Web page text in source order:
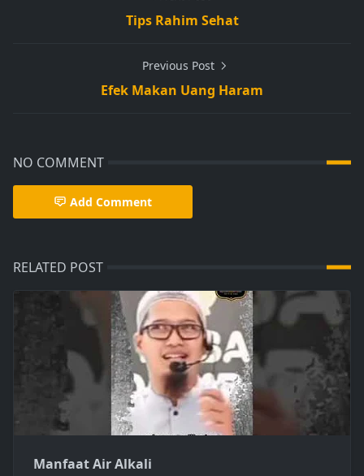
Tips Rahim Sehat
Previous Post
Efek Makan Uang Haram
NO COMMENT
Add Comment
RELATED POST
Manfaat Air Alkali